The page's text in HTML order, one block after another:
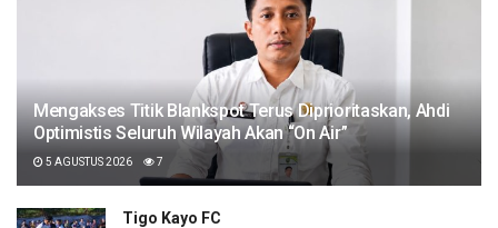
Mengakses Titik Blankspot Terus Diprioritaskan, Ahdi
Optimistis Seluruh Wilayah Akan “On Air”
5 AGUSTUS 2026 7
Tigo Kayo FC